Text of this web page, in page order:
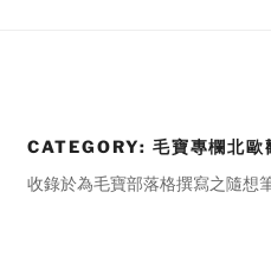
CATEGORY: 毛寶專欄北歐
收錄於為毛寶部落格撰寫之隨想